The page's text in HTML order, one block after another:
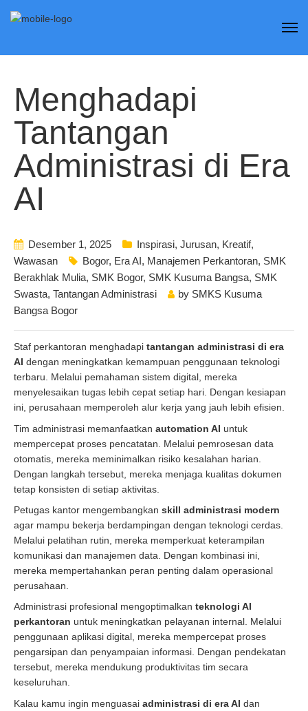
Menghadapi
Tantangan
Administrasi di Era
AI
Desember 1, 2025 Inspirasi, Jurusan, Kreatif,
Wawasan
Bogor, Era AI, Manajemen Perkantoran, SMK
Berakhlak Mulia, SMK Bogor, SMK Kusuma Bangsa, SMK
Swasta, Tantangan Administrasi by SMKS Kusuma
Bangsa Bogor
Staf perkantoran menghadapi tantangan administrasi di era
AI dengan meningkatkan kemampuan penggunaan teknologi
terbaru. Melalui pemahaman sistem digital, mereka
menyelesaikan tugas lebih cepat setiap hari. Dengan kesiapan
ini, perusahaan memperoleh alur kerja yang jauh lebih efisien.
Tim administrasi memanfaatkan automation AI untuk
mempercepat proses pencatatan. Melalui pemrosesan data
otomatis, mereka meminimalkan risiko kesalahan harian.
Dengan langkah tersebut, mereka menjaga kualitas dokumen
tetap konsisten di setiap aktivitas.
Petugas kantor mengembangkan skill administrasi modern
agar mampu bekerja berdampingan dengan teknologi cerdas.
Melalui pelatihan rutin, mereka memperkuat keterampilan
komunikasi dan manajemen data. Dengan kombinasi ini,
mereka mempertahankan peran penting dalam operasional
perusahaan.
Administrasi profesional mengoptimalkan teknologi AI
perkantoran untuk meningkatkan pelayanan internal. Melalui
penggunaan aplikasi digital, mereka mempercepat proses
pengarsipan dan penyampaian informasi. Dengan pendekatan
tersebut, mereka mendukung produktivitas tim secara
keseluruhan.
Kalau kamu ingin menguasai administrasi di era AI dan